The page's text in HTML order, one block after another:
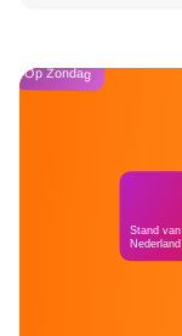
Op Zondag
Stand van
Nederland